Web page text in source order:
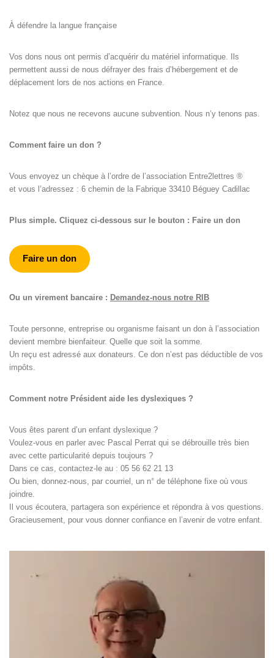
À défendre la langue française
Vos dons nous ont permis d’acquérir du matériel informatique. Ils
permettent aussi de nous défrayer des frais d’hébergement et de
déplacement lors de nos actions en France.
Notez que nous ne recevons aucune subvention. Nous n’y tenons pas.
Comment faire un don ?
Vous envoyez un chèque à l’ordre de l’association Entre2lettres ®
et vous l’adressez : 6 chemin de la Fabrique 33410 Béguey Cadillac
Plus simple. Cliquez ci-dessous sur le bouton : Faire un don
Faire un don
Ou un virement bancaire : Demandez-nous notre RIB
Toute personne, entreprise ou organisme faisant un don à l’association
devient membre bienfaiteur. Quelle que soit la somme.
Un reçu est adressé aux donateurs. Ce don n’est pas déductible de vos
impôts.
Comment notre Président aide les dyslexiques ?
Vous êtes parent d’un enfant dyslexique ?
Voulez-vous en parler avec Pascal Perrat qui se débrouille très bien
avec cette particularité depuis toujours ?
Dans ce cas, contactez-le au : 05 56 62 21 13
Ou bien, donnez-nous, par courriel, un n° de téléphone fixe où vous
joindre.
Il vous écoutera, partagera son expérience et répondra à vos questions.
Gracieusement, pour vous donner confiance en l’avenir de votre enfant.